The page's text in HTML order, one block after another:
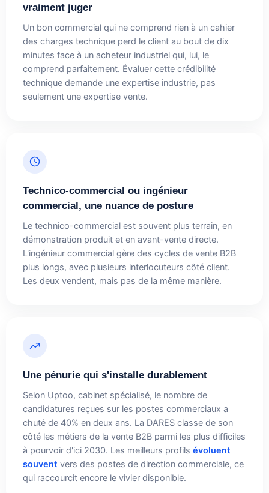
vraiment juger
Un bon commercial qui ne comprend rien à un cahier
des charges technique perd le client au bout de dix
minutes face à un acheteur industriel qui, lui, le
comprend parfaitement. Évaluer cette crédibilité
technique demande une expertise industrie, pas
seulement une expertise vente.
Technico-commercial ou ingénieur
commercial, une nuance de posture
Le technico-commercial est souvent plus terrain, en
démonstration produit et en avant-vente directe.
L'ingénieur commercial gère des cycles de vente B2B
plus longs, avec plusieurs interlocuteurs côté client.
Les deux vendent, mais pas de la même manière.
Une pénurie qui s'installe durablement
Selon Uptoo, cabinet spécialisé, le nombre de
candidatures reçues sur les postes commerciaux a
chuté de 40% en deux ans. La DARES classe de son
côté les métiers de la vente B2B parmi les plus difficiles
à pourvoir d'ici 2030. Les meilleurs profils évoluent
souvent vers des postes de direction commerciale, ce
qui raccourcit encore le vivier disponible.